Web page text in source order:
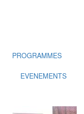
PROGRAMMES
EVENEMENTS